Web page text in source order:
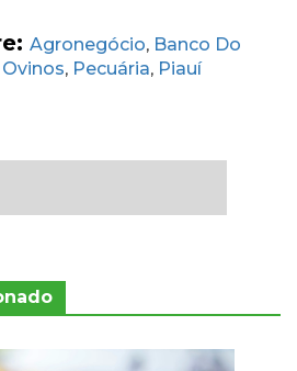
Agronegócio, Banco Do
Ovinos, Pecuária, Piauí